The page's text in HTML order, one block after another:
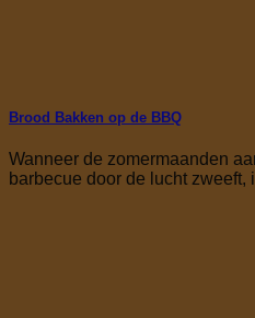
Brood Bakken op de BBQ
Wanneer de zomermaanden
barbecue door de lucht zweeft,